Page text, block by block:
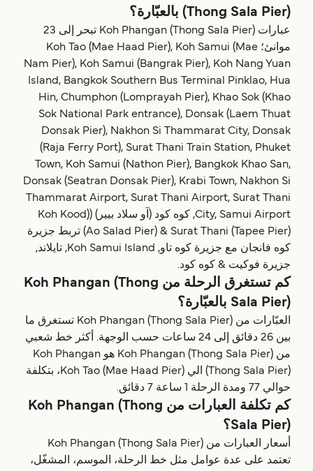
(Thong Sala Pier) بالعبّارة؟
عبارات Koh Phangan (Thong Sala Pier) تبحر إلى 23
موانئ؛ Koh Tao (Mae Haad Pier), Koh Samui (Mae
Nam Pier), Koh Samui (Bangrak Pier), Koh Nang Yuan
Island, Bangkok Southern Bus Terminal Pinklao, Hua
Hin, Chumphon (Lomprayah Pier), Khao Sok (Khao
Sok National Park entrance), Donsak (Laem Thuat
Donsak Pier), Nakhon Si Thammarat City, Donsak
(Raja Ferry Port), Surat Thani Train Station, Phuket
Town, Koh Samui (Nathon Pier), Bangkok Khao San,
Donsak (Seatran Donsak Pier), Krabi Town, Nakhon Si
Thammarat Airport, Surat Thani Airport, Surat Thani
City, Samui Airport, كوه كود (آو سلاد بيير) ((Koh Kood
(Ao Salad Pier) & Surat Thani (Tapee Pier) تربط جزيرة
كوه فانجان مع جزيرة كوه تاو, Koh Samui Island, تايلاند,
جزيرة فوكيت & كوه كود.
كم تستغرق الرحلة من Koh Phangan (Thong
Sala Pier) بالعبّارة؟
العبّارات من Koh Phangan (Thong Sala Pier) تستغرق ما
بين 26 دقائق إلى 24 ساعات حسب الوجهة. أكثر خط شعبي
من Koh Phangan (Thong Sala Pier) هو Koh Phangan
(Thong Sala Pier) الي Koh Tao (Mae Haad Pier)، بتكلفة
حوالي 77 ومدة الرحلة 1 ساعة 7 دقائق.
كم تكلفة العبارات من Koh Phangan (Thong
Sala Pier)؟
أسعار العبارات من Koh Phangan (Thong Sala Pier)
تعتمد على عدة عوامل مثل خط الرحلة، الموسم، المشغّل،